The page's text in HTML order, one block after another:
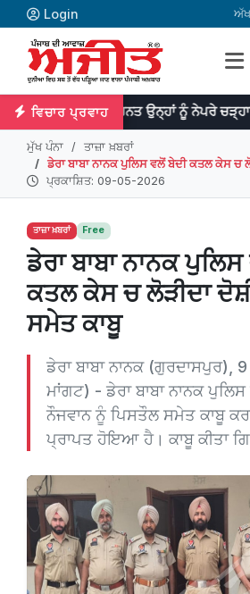
Login
ਵਿਚਾਰ ਪ੍ਰਵਾਹ
ਤੇ ਮਿਹਨਤ ਉਨ੍ਹਾਂ ਨੂੰ ਨੇਪਰੇ ਚੜ੍ਹਾਉਂਦੀ ਹੈ। -ਡਾ:
ਮੁੱਖ ਪੰਨਾ
ਤਾਜ਼ਾ ਖ਼ਬਰਾਂ
ਡੇਰਾ ਬਾਬਾ ਨਾਨਕ ਪੁਲਿਸ ਵਲੋਂ ਬੇਦੀ ਕਤਲ ਕੇਸ
ਪ੍ਰਕਾਸ਼ਿਤ: 09-05-2026
ਤਾਜ਼ਾ ਖ਼ਬਰਾਂ Free
ਡੇਰਾ ਬਾਬਾ ਨਾਨਕ
ਕਤਲ ਕੇਸ ਚ ਲੋੜੀਦਾ
ਸਮੇਤ ਕਾਬੂ
ਡੇਰਾ ਬਾਬਾ ਨਾਨਕ (ਗੁਰਦਾਸਪੁਰ),
ਮਾਂਗਟ) - ਡੇਰਾ ਬਾਬਾ ਨਾਨਕ
ਨੌਜਵਾਨ ਨੂੰ ਪਿਸਤੌਲ ਸਮੇਤ ਕਾਬੂ
ਪ੍ਰਾਪਤ ਹੋਇਆ ਹੈ। ਕਾਬੂ ਕੀਤਾ